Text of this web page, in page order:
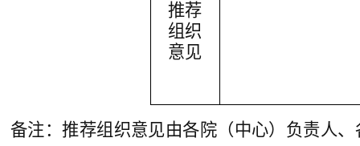
推荐
组织
意见
备注：推荐组织意见由各院（ 中心）负责人